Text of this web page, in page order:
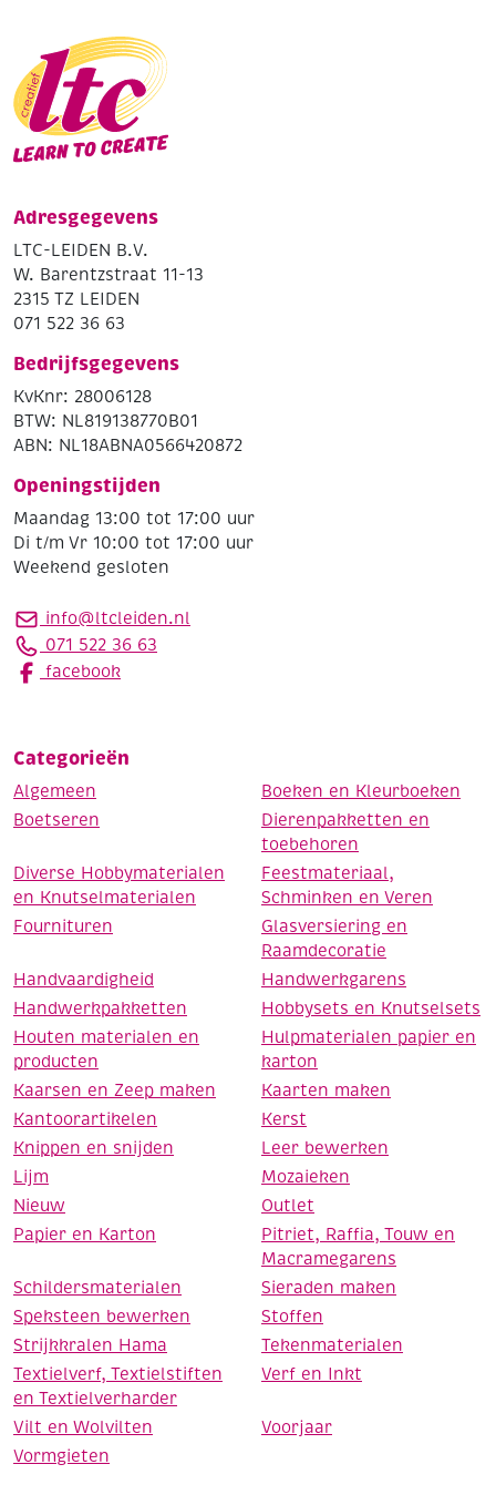
Adresgegevens
LTC-LEIDEN B.V.
W. Barentzstraat 11-13
2315 TZ LEIDEN
071 522 36 63
Bedrijfsgegevens
KvKnr: 28006128
BTW: NL819138770B01
ABN: NL18ABNA0566420872
Openingstijden
Maandag 13:00 tot 17:00 uur
Di t/m Vr 10:00 tot 17:00 uur
Weekend gesloten
info@ltcleiden.nl
071 522 36 63
facebook
Categorieën
Algemeen
Boeken en Kleurboeken
Boetseren
Dierenpakketten en
toebehoren
Diverse Hobbymaterialen
en Knutselmaterialen
Feestmateriaal,
Schminken en Veren
Fournituren
Glasversiering en
Raamdecoratie
Handvaardigheid
Handwerkgarens
Handwerkpakketten
Hobbysets en Knutselsets
Houten materialen en
producten
Hulpmaterialen papier en
karton
Kaarsen en Zeep maken
Kaarten maken
Kantoorartikelen
Kerst
Knippen en snijden
Leer bewerken
Lijm
Mozaieken
Nieuw
Outlet
Papier en Karton
Pitriet, Raffia, Touw en
Macramegarens
Schildersmaterialen
Sieraden maken
Speksteen bewerken
Stoffen
Strijkkralen Hama
Tekenmaterialen
Textielverf, Textielstiften
en Textielverharder
Verf en Inkt
Vilt en Wolvilten
Voorjaar
Vormgieten